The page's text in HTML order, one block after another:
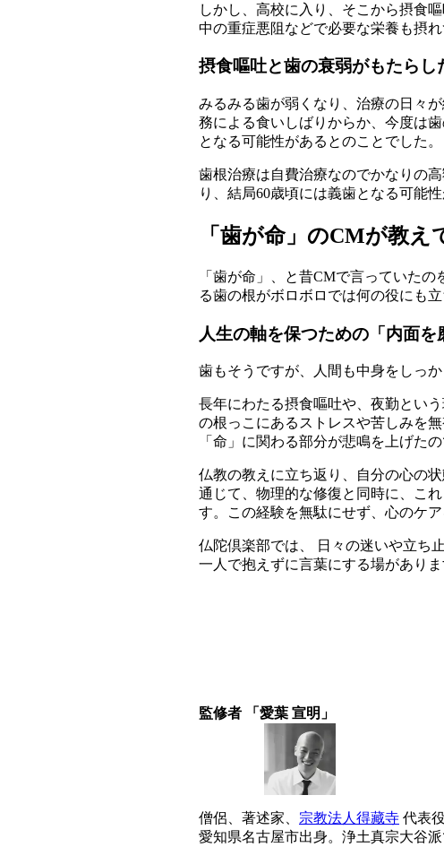
しかし、高校に入り、そこから摂食
中の重症悪阻などで必要な栄養も摂
摂食嘔吐と歯の衰弱がもたらし
みるみる歯が弱くなり、治療の日々
務による食いしばりからか、今度は
となる可能性があるとのことでした。
歯根治療は自費治療なのでかなりの
り、結局60歳頃には義歯となる可能
「歯が命」のCMが教
「歯が命」、と昔CMで言っていた
る歯の根がボロボロでは何の役にも
人生の軸を保つための「内面を
歯もそうですが、人間も中身をしっ
長年にわたる摂食嘔吐や、夜勤とい
の根っこにあるストレスや苦しみを
「命」に関わる部分が悲鳴を上げたの
仏教の教えに立ち返り、自分の心の
通じて、物理的な修復と同時に、こ
す。この経験を無駄にせず、心のケ
仏陀倶楽部では、 日々の迷いや立ち止
一人で抱えずに言葉にする場がありま
監修者 「愛葉 宣明」
僧侶、著述家、 宗教法人得藏寺 代表
愛知県名古屋市出身。浄土真宗大谷